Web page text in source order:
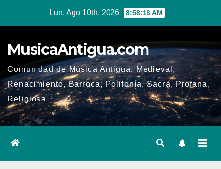
Lun. Ago 10th, 2026 8:58:17 AM
MusicaAntigua.com
Comunidad de Música Antigua. Medieval,
Renacimiento, Barroca, Polifonía, Sacra, Profana,
Religiosa